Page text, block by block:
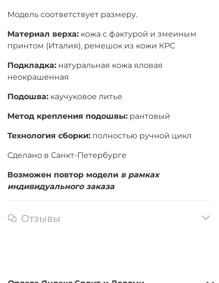
Модель соответствует размеру.
Материал верха: кожа с фактурой и змеиным
принтом (Италия), ремешок из кожи КРС
Подкладка: натуральная кожа яловая
неокрашенная
Подошва: каучуковое литье
Метод крепления подошвы: рантовый
Технология сборки: полностью ручной цикл
Сделано в Санкт-Петербурге
Возможен повтор модели в рамках
индивидуального заказа
Отзывы